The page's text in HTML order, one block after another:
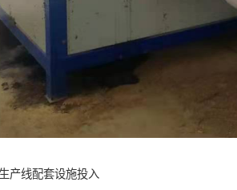
产线配套设施投入